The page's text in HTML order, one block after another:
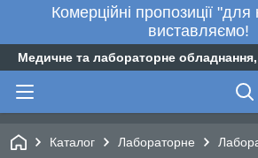
Комерційні пропозиції "для
виставляємо!
Медичне та лабораторне обладнання,
Каталог Лабораторне